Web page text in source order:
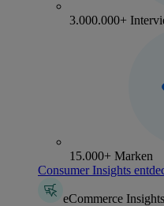
3.000.000+
15.000+ Marken
Consumer Insights
eCommerce Insights